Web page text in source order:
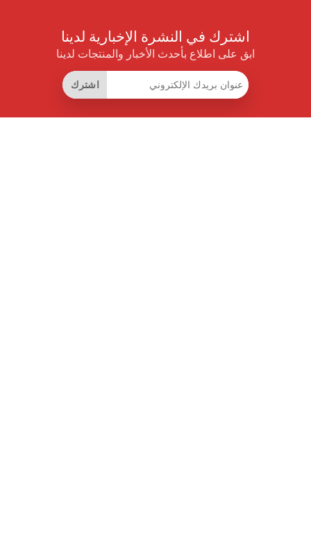
اشترك في النشرة الإخبارية لدينا
ابق على اطلاع بأحدث الأخبار والمنتجات لدينا
اشترك